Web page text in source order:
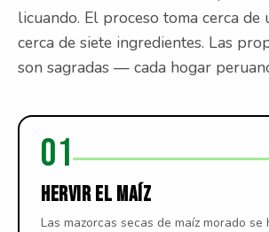
licuando. El proceso toma cerca de
cerca de siete ingredientes. Las
son sagradas — cada hogar
01
HERVIR EL MAÍZ
Las mazorcas secas de maíz morado se